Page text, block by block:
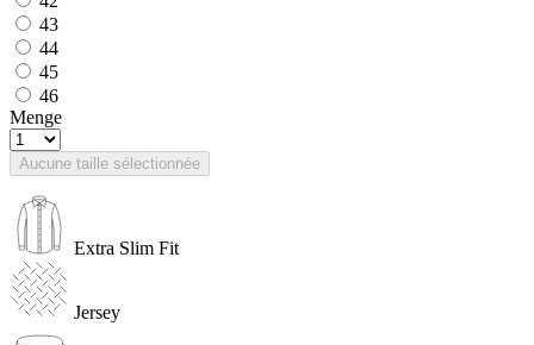
43
44
45
46
Menge
Aucune taille sélectionnée
Extra Slim Fit
Jersey